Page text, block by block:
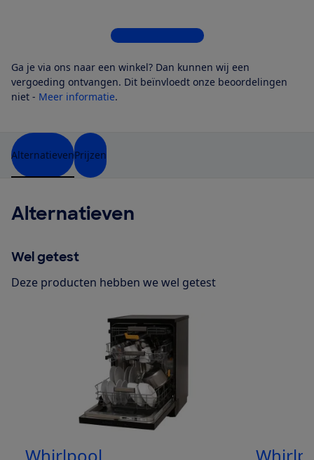
Bekijk alle 6 winkels
Ga je via ons naar een winkel? Dan kunnen wij een
vergoeding ontvangen. Dit beïnvloedt onze beoordelingen
niet - Meer informatie.
AlternatievenPrijzen
Alternatieven
Wel getest
Deze producten hebben we wel getest
Whirlpool